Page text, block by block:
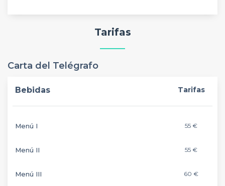
Tarifas
Carta del Telégrafo
Bebidas Tarifas
Menú I 55 €
Menú II 55 €
Menú III 60 €